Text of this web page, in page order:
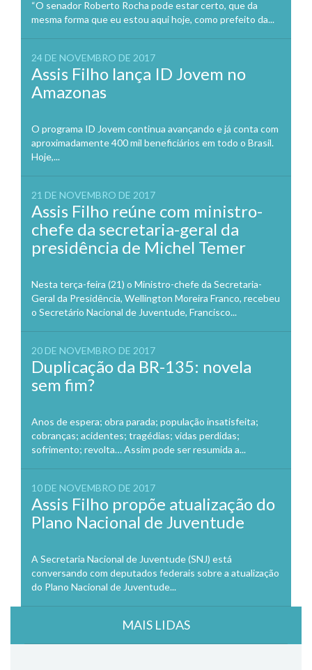
“O senador Roberto Rocha pode estar certo, que da
mesma forma que eu estou aqui hoje, como prefeito da...
24 DE NOVEMBRO DE 2017
Assis Filho lança ID Jovem no
Amazonas
O programa ID Jovem continua avançando e já conta com
aproximadamente 400 mil beneficiários em todo o Brasil.
Hoje,...
21 DE NOVEMBRO DE 2017
Assis Filho reúne com ministro-
chefe da secretaria-geral da
presidência de Michel Temer
Nesta terça-feira (21) o Ministro-chefe da Secretaria-
Geral da Presidência, Wellington Moreira Franco, recebeu
o Secretário Nacional de Juventude, Francisco...
20 DE NOVEMBRO DE 2017
Duplicação da BR-135: novela
sem fim?
Anos de espera; obra parada; população insatisfeita;
cobranças; acidentes; tragédias; vidas perdidas;
sofrimento; revolta… Assim pode ser resumida a...
10 DE NOVEMBRO DE 2017
Assis Filho propõe atualização do
Plano Nacional de Juventude
A Secretaria Nacional de Juventude (SNJ) está
conversando com deputados federais sobre a atualização
do Plano Nacional de Juventude...
MAIS LIDAS